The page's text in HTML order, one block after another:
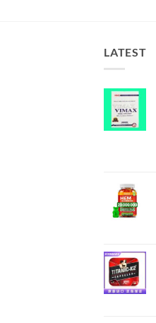
LATEST